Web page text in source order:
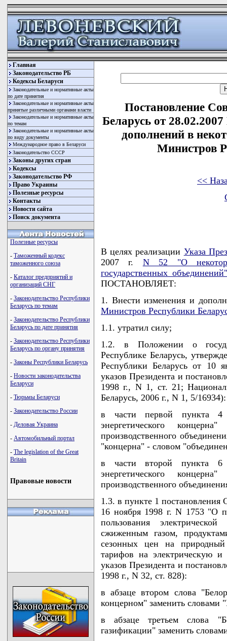
Главная
Законодательство РБ
Кодексы Беларуси
Законодательные и нормативные акты
по дате принятия
Законодательные и нормативные акты
принятые различными органами власти
Законодательные и нормативные акты
по темам
Законодательные и нормативные акты
по виду документы
Международное право в Беларуси
Законодательство СССР
Законы других стран
Кодексы
Законодательство РФ
Право Украины
Полезные ресурсы
Контакты
Новости сайта
Поиск документа
Полезные ресурсы
- Таможенный кодекс
таможенного союза
- Каталог предприятий и
организаций СНГ
- Законодательство Республики
Беларусь по темам
- Законодательство Республики
Беларусь по дате принятия
- Законодательство Республики
Беларусь по органу принятия
- Законы Республики Беларусь
- Новости законодательства
Беларуси
- Тюрьмы Беларуси
- Законодательство России
- Деловая Украина
- Автомобильный портал
- The legislation of the Great
Britain
Правовые новости
Постановление
Беларусь от
дополнений в
Министров
<<
В целях реализации Указа
2007 г. N 52 "О
государственных объединений"
ПОСТАНОВЛЯЕТ:
1. Внести изменения и
Министров Республики
1.1. утратил силу;
1.2. в Положении о
Республике Беларусь,
Республики Беларусь от 10
указов Президента и
1998 г., N 1, ст. 21;
Беларусь, 2006 г., N 1, 5/16934):
в части первой пункта 4
энергетического
производственного
"концерна" - словом
в части второй пункта 6
энергетического
производственного
1.3. в пункте 1 постановления
16 ноября 1998 г. N 1753 "О
пользования
сжиженным газом,
сезонных цен на
тарифов на электрическую
указов Президента и
1998 г., N 32, ст. 828):
в абзаце втором слова
концерном" заменить словами
в абзаце третьем слова
газификации" заменить